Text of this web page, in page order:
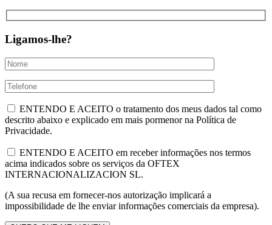
Ligamos-lhe?
ENTENDO E ACEITO o tratamento dos meus dados tal como
descrito abaixo e explicado em mais pormenor na Política de
Privacidade.
ENTENDO E ACEITO em receber informações nos termos
acima indicados sobre os serviços da OFTEX
INTERNACIONALIZACION SL.
(A sua recusa em fornecer-nos autorização implicará a
impossibilidade de lhe enviar informações comerciais da empresa).